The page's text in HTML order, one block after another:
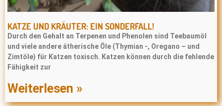
KATZE UND KRÄUTER: EIN SONDERFALL!
Durch den Gehalt an Terpenen und Phenolen sind Teebaumöl
und viele andere ätherische Öle (Thymian -, Oregano – und
Zimtöle) für Katzen toxisch. Katzen können durch die fehlende
Fähigkeit zur
Weiterlesen »